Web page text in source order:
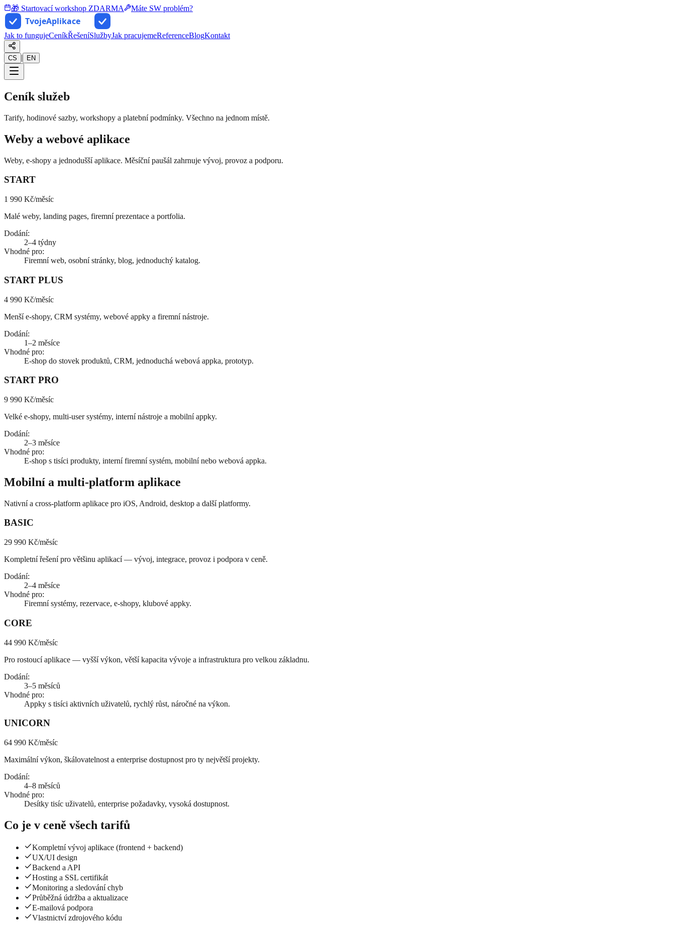
🎁 Startovací workshop ZDARMA Máte SW problém?
Jak to fungujeCeníkŘešeníSlužbyJak pracujemeReferenceBlogKontakt
CS | EN
Ceník služeb
Tarify, hodinové sazby, workshopy a platební podmínky. Všechno na jednom místě.
Weby a webové aplikace
Weby, e-shopy a jednodušší aplikace. Měsíční paušál zahrnuje vývoj, provoz a podporu.
START
1 990 Kč/měsíc
Malé weby, landing pages, firemní prezentace a portfolia.
Dodání:
2–4 týdny
Vhodné pro:
Firemní web, osobní stránky, blog, jednoduchý katalog.
START PLUS
4 990 Kč/měsíc
Menší e-shopy, CRM systémy, webové appky a firemní nástroje.
Dodání:
1–2 měsíce
Vhodné pro:
E-shop do stovek produktů, CRM, jednoduchá webová appka, prototyp.
START PRO
9 990 Kč/měsíc
Velké e-shopy, multi-user systémy, interní nástroje a mobilní appky.
Dodání:
2–3 měsíce
Vhodné pro:
E-shop s tisíci produkty, interní firemní systém, mobilní nebo webová appka.
Mobilní a multi-platform aplikace
Nativní a cross-platform aplikace pro iOS, Android, desktop a další platformy.
BASIC
29 990 Kč/měsíc
Kompletní řešení pro většinu aplikací — vývoj, integrace, provoz i podpora v ceně.
Dodání:
2–4 měsíce
Vhodné pro:
Firemní systémy, rezervace, e-shopy, klubové appky.
CORE
44 990 Kč/měsíc
Pro rostoucí aplikace — vyšší výkon, větší kapacita vývoje a infrastruktura pro velkou základnu.
Dodání:
3–5 měsíců
Vhodné pro:
Appky s tisíci aktivních uživatelů, rychlý růst, náročné na výkon.
UNICORN
64 990 Kč/měsíc
Maximální výkon, škálovatelnost a enterprise dostupnost pro ty největší projekty.
Dodání:
4–8 měsíců
Vhodné pro:
Desítky tisíc uživatelů, enterprise požadavky, vysoká dostupnost.
Co je v ceně všech tarifů
Kompletní vývoj aplikace (frontend + backend)
UX/UI design
Backend a API
Hosting a SSL certifikát
Monitoring a sledování chyb
Průběžná údržba a aktualizace
E-mailová podpora
Vlastnictví zdrojového kódu